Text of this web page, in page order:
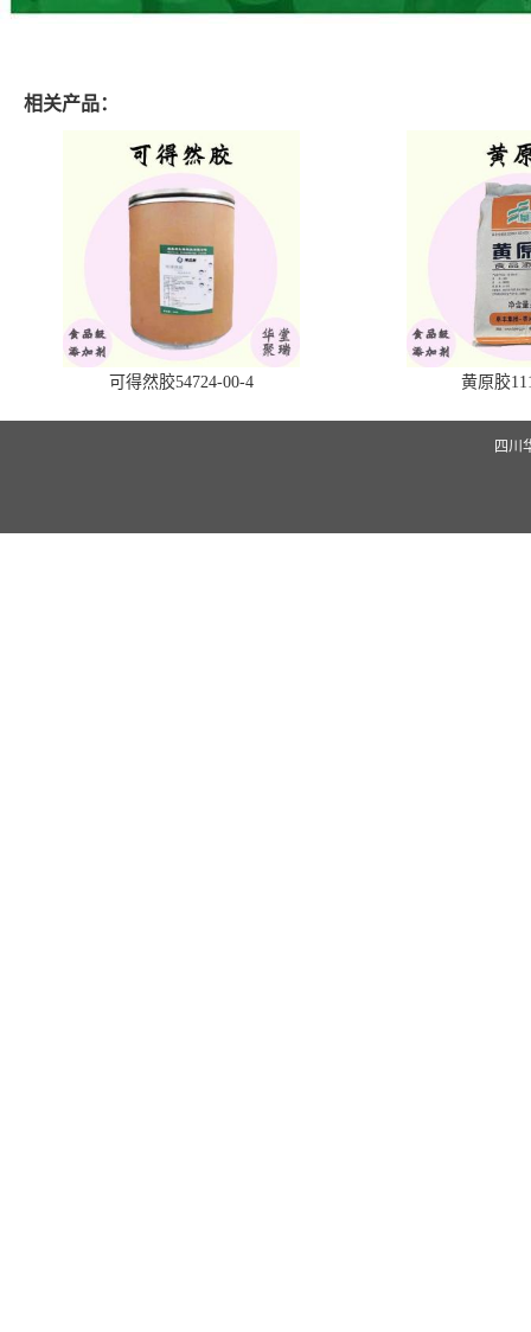
相关产品：
可得然胶54724-00-4 黄原胶
四川